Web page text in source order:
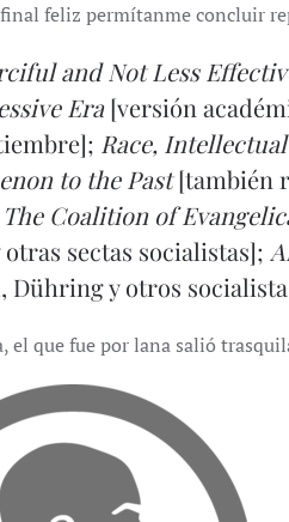
feliz permítanme concluir
and Not Less
Era[versión
Race,
to the Past[también
The Coalition of
sectas socialistas];
Dühring y otros
el que fue por lana salió